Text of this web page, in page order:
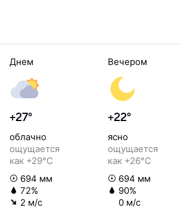
Днем
+27°
облачно
ощущается
как +29°C
694 мм
72%
2 м/с
Вечером
+22°
ясно
ощущается
как +26°C
694 мм
90%
0 м/с